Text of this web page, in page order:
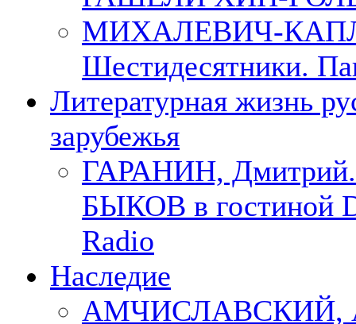
МИХАЛЕВИЧ-
Шестидесятники.
Литературная жизнь
зарубежья
ГАРАНИН,
БЫКОВ в гостиной
Radio
Наследие
АМЧИСЛАВСКИЙ,